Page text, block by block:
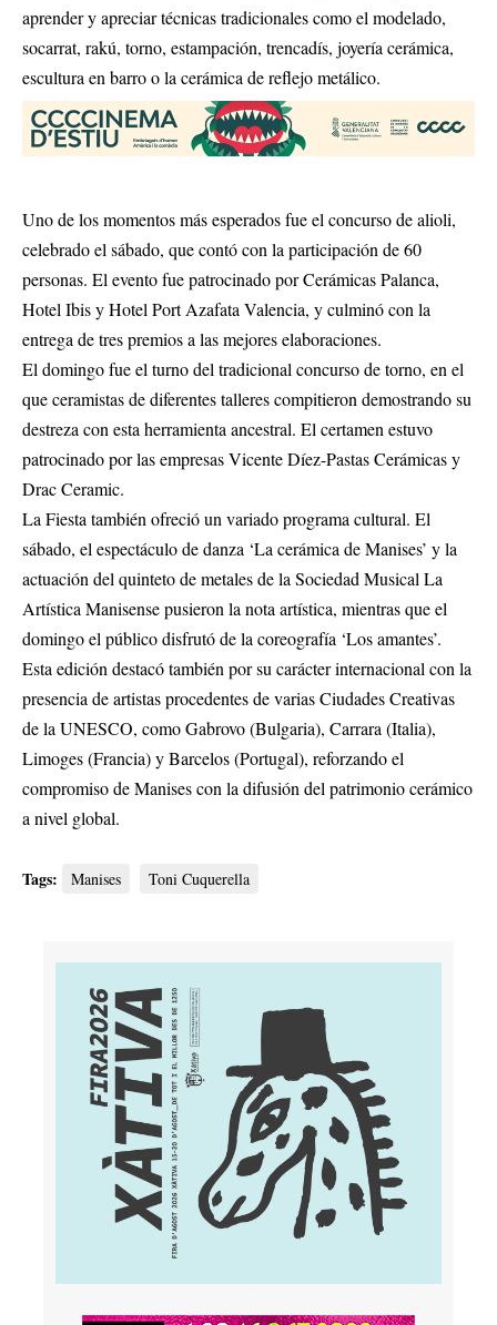
aprender y apreciar técnicas tradicionales como el modelado,
socarrat, rakú, torno, estampación, trencadís, joyería cerámica,
escultura en barro o la cerámica de reflejo metálico.
Uno de los momentos más esperados fue el concurso de alioli,
celebrado el sábado, que contó con la participación de 60
personas. El evento fue patrocinado por Cerámicas Palanca,
Hotel Ibis y Hotel Port Azafata Valencia, y culminó con la
entrega de tres premios a las mejores elaboraciones.
El domingo fue el turno del tradicional concurso de torno, en el
que ceramistas de diferentes talleres compitieron demostrando su
destreza con esta herramienta ancestral. El certamen estuvo
patrocinado por las empresas Vicente Díez-Pastas Cerámicas y
Drac Ceramic.
La Fiesta también ofreció un variado programa cultural. El
sábado, el espectáculo de danza ‘La cerámica de Manises’ y la
actuación del quinteto de metales de la Sociedad Musical La
Artística Manisense pusieron la nota artística, mientras que el
domingo el público disfrutó de la coreografía ‘Los amantes’.
Esta edición destacó también por su carácter internacional con la
presencia de artistas procedentes de varias Ciudades Creativas
de la UNESCO, como Gabrovo (Bulgaria), Carrara (Italia),
Limoges (Francia) y Barcelos (Portugal), reforzando el
compromiso de Manises con la difusión del patrimonio cerámico
a nivel global.
Tags: Manises Toni Cuquerella